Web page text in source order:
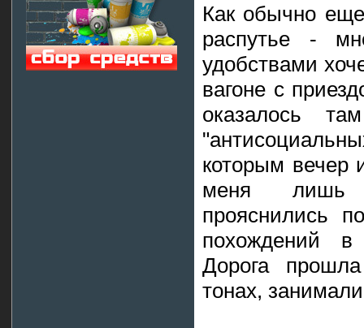
Как обычно
распутье -
удобствами
вагоне с
оказалось
которым вечер
меня лишь
прояснились
похождений в
Дорога
тонах,